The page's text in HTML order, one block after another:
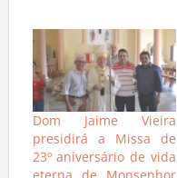
Dom Jaime Vieira
presidirá a Missa de
23º aniversário de vida